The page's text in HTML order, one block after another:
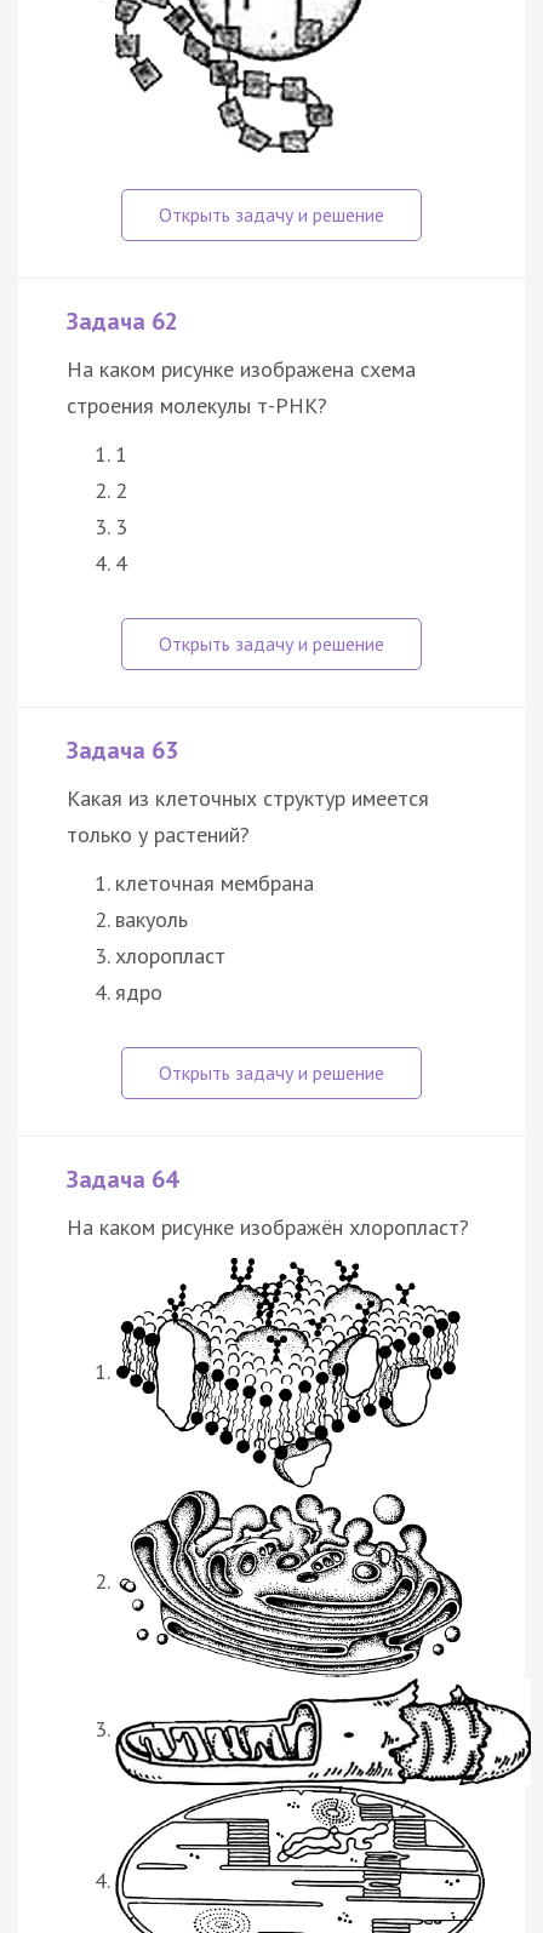
Задача 62
На каком рисунке изображена схема
строения молекулы т-РНК?
1
2
3
4
Задача 63
Какая из клеточных структур имеется
только у растений?
клеточная мембрана
вакуоль
хлоропласт
ядро
Задача 64
На каком рисунке изображён хлоропласт?